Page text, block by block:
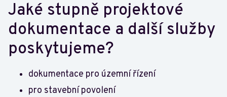
Jaké stupně projektové
dokumentace a další služby
poskytujeme?
dokumentace pro územní řízení
pro stavební povolení